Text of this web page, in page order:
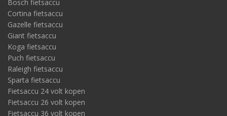
Bosch fietsaccu
Cortina fietsaccu
Gazelle fietsaccu
Giant fietsaccu
Koga fietsaccu
Puch fietsaccu
Raleigh fietsaccu
Sparta fietsaccu
Fietsaccu 24 volt kopen
Fietsaccu 26 volt kopen
Fietsaccu 36 volt kopen